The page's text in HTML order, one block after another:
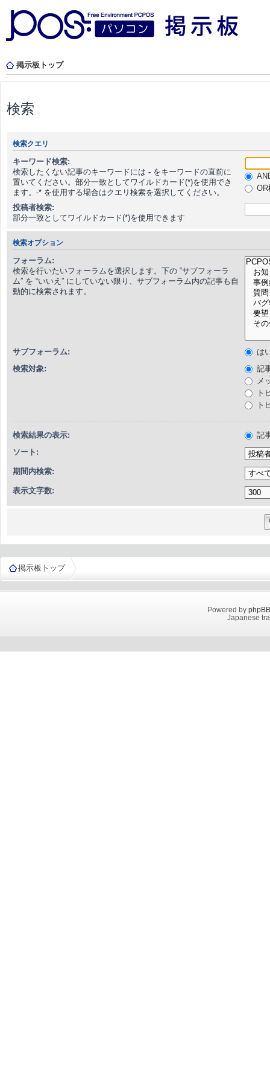
掲示板トップ
検索
検索クエリ
キーワード検索:
検索したくない記事のキーワードには - をキーワードの直前に
置いてください。部分一致としてワイルドカード(*)を使用でき
ます。-* を使用する場合はクエリ検索を選択してください。
OR
投稿者検索:
部分一致としてワイルドカード(*)を使用できます
検索オプション
フォーラム:
検索を行いたいフォーラムを選択します。下の “サブフォーラ
ム” を “いいえ” にしていない限り、サブフォーラム内の記事も自
動的に検索されます。
サブフォーラム:
は
検索対象:
記
メ
ト
ト
検索結果の表示:
記
ソート:
期間内検索:
表示文字数:
掲示板トップ
Powered by phpBB
Japanese